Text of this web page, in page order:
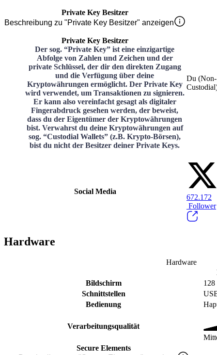
Private Key Besitzer
Beschreibung zu "Private Key Besitzer" anzeigen
Private Key Besitzer
Der sog. “Private Key” ist eine einzigartige
Abfolge von Zahlen und Zeichen und der
private Schlüssel, der dir den direkten Zugang
und die Verfügung über deine
Kryptowährungen ermöglicht. Der Private Key
wird verwendet, um Transaktionen zu signieren.
Er kann also vereinfacht gesagt als digitaler
Fingerabdruck gesehen werden, der beweist,
dass du der Eigentümer der Kryptowährungen
bist. Verwahrst du deine Kryptowährungen auf
sog. “Custodial Wallets” (z.B. Krypto-Börsen),
bist du nicht der Besitzer deiner Private Keys.
Du (Non-
Social Media
672.172
Follower
Hardware
Hardware
Bildschirm
Schnittstellen
Bedienung
Verarbeitungsqualität
Secure Elements